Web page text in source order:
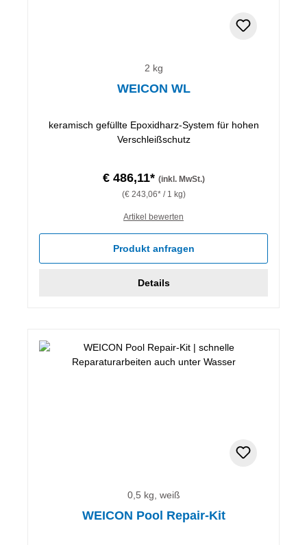
2 kg
WEICON WL
keramisch gefüllte Epoxidharz-System für hohen
Verschleißschutz
€ 486,11* (inkl. MwSt.)
(€ 243,06* / 1 kg)
Artikel bewerten
Produkt anfragen
Details
0,5 kg, weiß
WEICON Pool Repair-Kit